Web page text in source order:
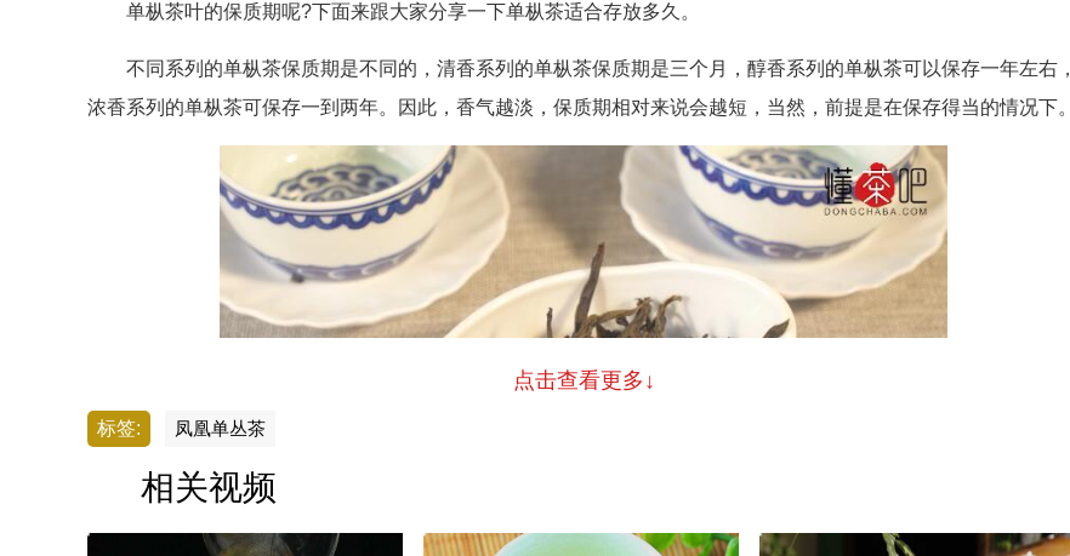
单枞茶叶的保质期呢?下面来跟大家分享一下单枞茶适合存放多久。
不同系列的单枞茶保质期是不同的，清香系列的单枞茶保质期是三个月，醇香系列的单枞茶可以保存一年左右，
浓香系列的单枞茶可保存一到两年。因此，香气越淡，保质期相对来说会越短，当然，前提是在保存得当的情况下。
点击查看更多↓
标签: 凤凰单丛茶
相关视频